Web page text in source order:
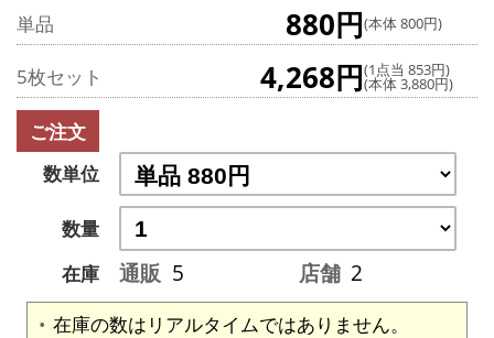
単品 880円(本体 800円)
5枚セット 4,268円(1点当 853円)
(本体 3,880円)
ご注文
数単位
数量
在庫
通販 5 店舗 2
在庫の数はリアルタイムではありません。